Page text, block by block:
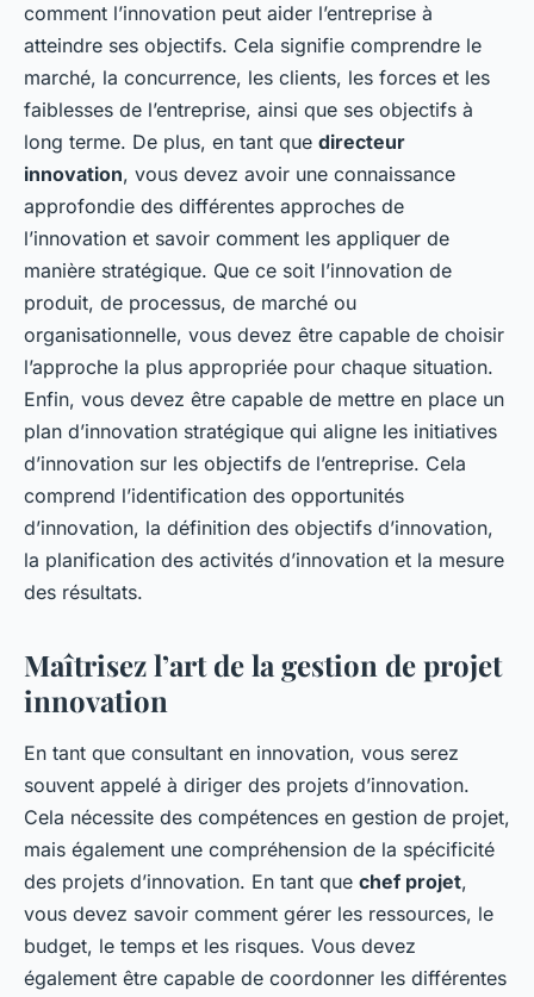
comment l’innovation peut aider l’entreprise à
atteindre ses objectifs. Cela signifie comprendre le
marché, la concurrence, les clients, les forces et les
faiblesses de l’entreprise, ainsi que ses objectifs à
long terme. De plus, en tant que directeur
innovation, vous devez avoir une connaissance
approfondie des différentes approches de
l’innovation et savoir comment les appliquer de
manière stratégique. Que ce soit l’innovation de
produit, de processus, de marché ou
organisationnelle, vous devez être capable de choisir
l’approche la plus appropriée pour chaque situation.
Enfin, vous devez être capable de mettre en place un
plan d’innovation stratégique qui aligne les initiatives
d’innovation sur les objectifs de l’entreprise. Cela
comprend l’identification des opportunités
d’innovation, la définition des objectifs d’innovation,
la planification des activités d’innovation et la mesure
des résultats.
Maîtrisez l’art de la gestion de projet
innovation
En tant que consultant en innovation, vous serez
souvent appelé à diriger des projets d’innovation.
Cela nécessite des compétences en gestion de projet,
mais également une compréhension de la spécificité
des projets d’innovation. En tant que chef projet,
vous devez savoir comment gérer les ressources, le
budget, le temps et les risques. Vous devez
également être capable de coordonner les différentes